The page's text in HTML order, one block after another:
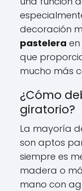
decoración
pastelera
que
mucho más
¿Cómo
giratorio?
La mayoría
son aptos
siempre es
madera o
mano con